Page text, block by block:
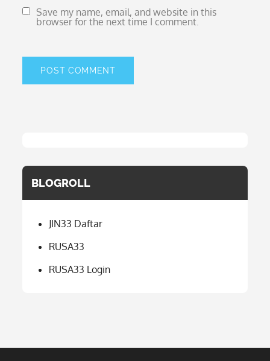
Save my name, email, and website in this
browser for the next time I comment.
BLOGROLL
JIN33 Daftar
RUSA33
RUSA33 Login